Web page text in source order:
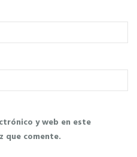
y web en este
que comente.